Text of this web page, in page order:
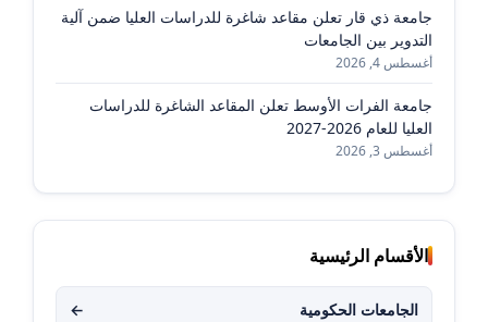
جامعة ذي قار تعلن مقاعد شاغرة للدراسات العليا ضمن آلية
التدوير بين الجامعات
أغسطس 4, 2026
جامعة الفرات الأوسط تعلن المقاعد الشاغرة للدراسات
العليا للعام 2026-2027
أغسطس 3, 2026
الأقسام الرئيسية
الجامعات الحكومية ←